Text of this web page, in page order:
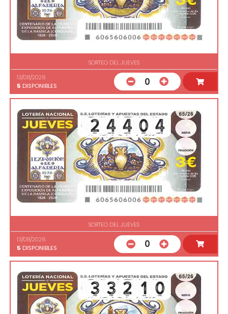
SORTEO DEL JUEVES
13/08/2026
5 DISPONIBLES 0
SORTEO DEL JUEVES
13/08/2026
5 DISPONIBLES 0